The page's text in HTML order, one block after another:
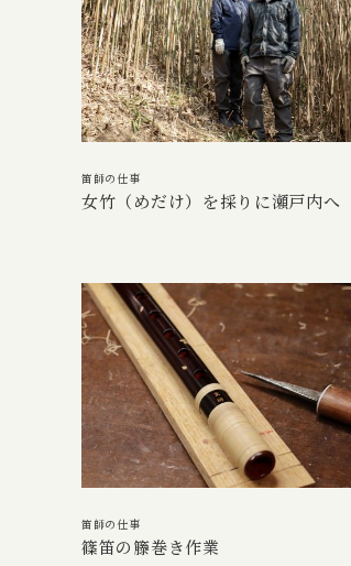
笛師の仕事
女竹（めだけ）を採りに瀬戸内へ
笛師の仕事
篠笛の籐巻き作業